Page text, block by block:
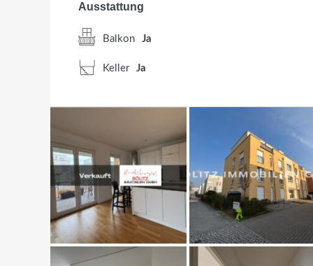
der großzügige Wohnbereich mit offener Küche
angrenzende Wohn- und Essbereich profitiert
Zur Wohnung gehören außerdem ein Kellerabteil
im Haus sorgt für zusätzlichen Komfort und
Die Lage, an der Humboldt-Uni und
gut angebundene Wohnumgebung – ideal für
Design.
Ausstattung
Balkon Ja
Keller Ja